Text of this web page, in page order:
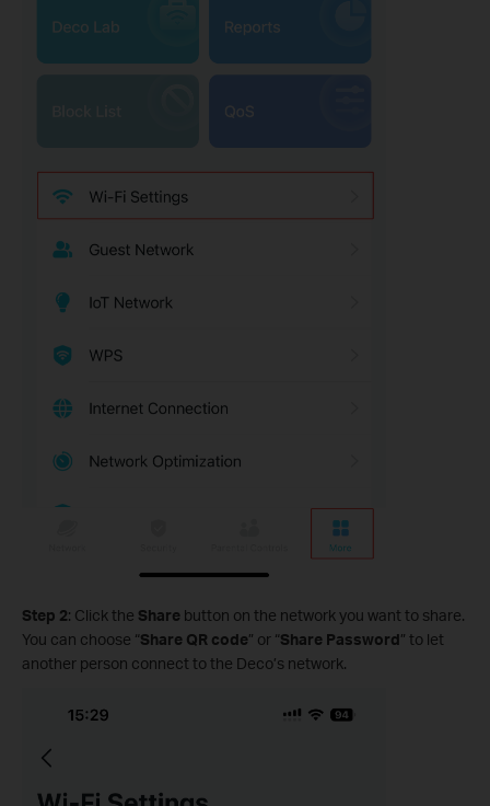
Step 2: Click the Share button on the network you want to share.
You can choose “Share QR code” or “Share Password” to let
another person connect to the Deco’s network.